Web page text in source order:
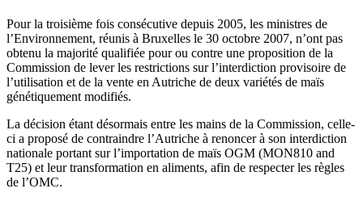
Pour la troisième fois consécutive depuis 2005, les ministres de
l’Environnement, réunis à Bruxelles le 30 octobre 2007, n’ont pas
obtenu la majorité qualifiée pour ou contre une proposition de la
Commission de lever les restrictions sur l’interdiction provisoire de
l’utilisation et de la vente en Autriche de deux variétés de maïs
génétiquement modifiés.
La décision étant désormais entre les mains de la Commission, celle-
ci a proposé de contraindre l’Autriche à renoncer à son interdiction
nationale portant sur l’importation de maïs OGM (MON810 and
T25) et leur transformation en aliments, afin de respecter les règles
de l’OMC.